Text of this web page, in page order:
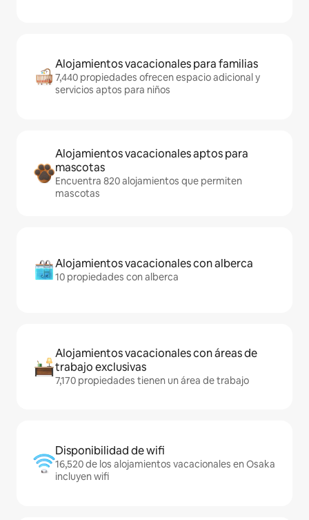
Alojamientos vacacionales para familias
7,440 propiedades ofrecen espacio adicional y
servicios aptos para niños
Alojamientos vacacionales aptos para
mascotas
Encuentra 820 alojamientos que permiten
mascotas
Alojamientos vacacionales con alberca
10 propiedades con alberca
Alojamientos vacacionales con áreas de
trabajo exclusivas
7,170 propiedades tienen un área de trabajo
Disponibilidad de wifi
16,520 de los alojamientos vacacionales en Osaka
incluyen wifi